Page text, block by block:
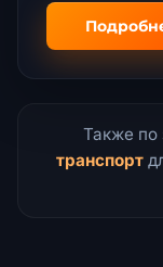
Также по
транспорт